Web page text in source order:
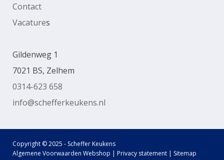
Contact
Vacatures
Gildenweg 1
7021 BS, Zelhem
0314-623 658
info@schefferkeukens.nl
Copyright © 2025 - Scheffer Keukens
Algemene Voorwaarden Webshop | Privacy statement | Sitemap